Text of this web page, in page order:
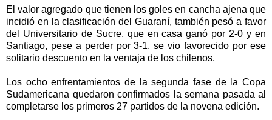
El valor agregado que tienen los goles en cancha ajena que
incidió en la clasificación del Guaraní, también pesó a favor
del Universitario de Sucre, que en casa ganó por 2-0 y en
Santiago, pese a perder por 3-1, se vio favorecido por ese
solitario descuento en la ventaja de los chilenos.
Los ocho enfrentamientos de la segunda fase de la Copa
Sudamericana quedaron confirmados la semana pasada al
completarse los primeros 27 partidos de la novena edición.